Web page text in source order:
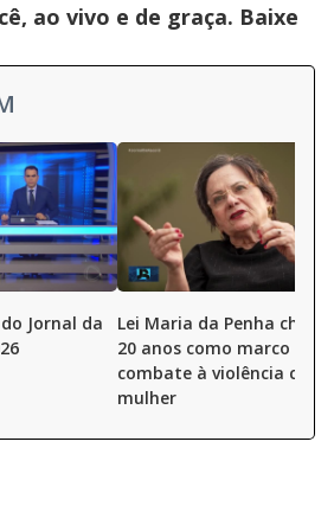
ao vivo e de graça. Baixe
Jornal da
Lei Maria da Penha chega
20 anos como marco no
combate à violência
mulher